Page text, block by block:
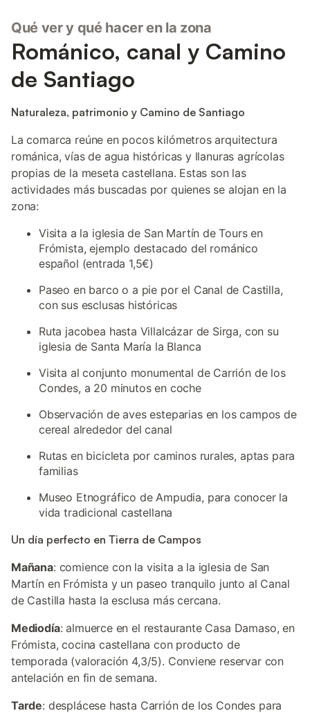
Qué ver y qué hacer en la zona
Románico, canal y Camino
de Santiago
Naturaleza, patrimonio y Camino de Santiago
La comarca reúne en pocos kilómetros arquitectura
románica, vías de agua históricas y llanuras agrícolas
propias de la meseta castellana. Estas son las
actividades más buscadas por quienes se alojan en la
zona:
Visita a la iglesia de San Martín de Tours en
Frómista, ejemplo destacado del románico
español (entrada 1,5€)
Paseo en barco o a pie por el Canal de Castilla,
con sus esclusas históricas
Ruta jacobea hasta Villalcázar de Sirga, con su
iglesia de Santa María la Blanca
Visita al conjunto monumental de Carrión de los
Condes, a 20 minutos en coche
Observación de aves esteparias en los campos de
cereal alrededor del canal
Rutas en bicicleta por caminos rurales, aptas para
familias
Museo Etnográfico de Ampudia, para conocer la
vida tradicional castellana
Un día perfecto en Tierra de Campos
Mañana: comience con la visita a la iglesia de San
Martín en Frómista y un paseo tranquilo junto al Canal
de Castilla hasta la esclusa más cercana.
Mediodía: almuerce en el restaurante Casa Damaso, en
Frómista, cocina castellana con producto de
temporada (valoración 4,3/5). Conviene reservar con
antelación en fin de semana.
Tarde: desplácese hasta Carrión de los Condes para